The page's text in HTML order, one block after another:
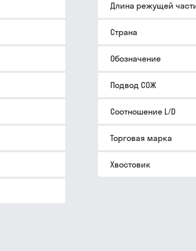
Длина режущей
Страна
Обозначение
Подвод СОЖ
Соотношение L/D
Торговая марка
Хвостовик